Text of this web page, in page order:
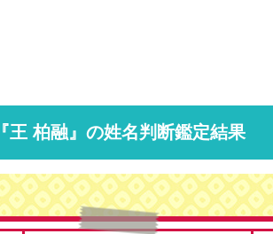
『王 柏融』の姓名判断鑑定結果